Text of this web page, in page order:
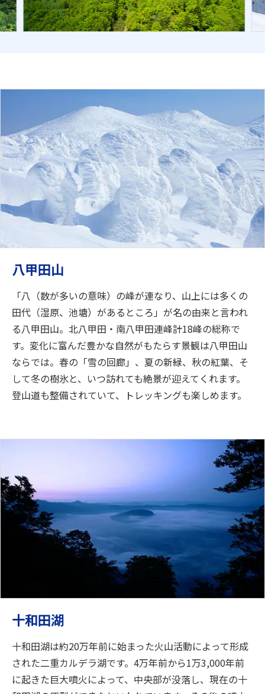
八甲田山
「八（数が多いの意味）の峰が連なり、山上には多くの
田代（湿原、池塘）があるところ」が名の由来と言われ
る八甲田山。北八甲田・南八甲田連峰計18峰の総称で
す。変化に富んだ豊かな自然がもたらす景観は八甲田山
ならでは。春の「雪の回廊」、夏の新緑、秋の紅葉、そ
して冬の樹氷と、いつ訪れても絶景が迎えてくれます。
登山道も整備されていて、トレッキングも楽しめます。
十和田湖
十和田湖は約20万年前に始まった火山活動によって形成
された二重カルデラ湖です。4万年前から1万3,000年前
に起きた巨大噴火によって、中央部が没落し、現在の十